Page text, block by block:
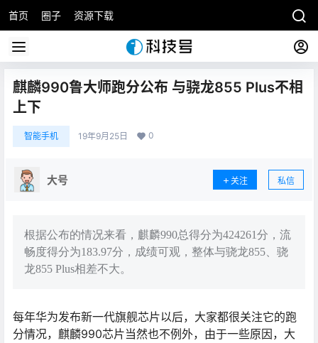
首页 圈子 资源下载
麒麟990鲁大师跑分公布 与骁龙855 Plus不相
上下
智能手机 19年9月25日 0
大号 关注 私信
根据公布的情况来看，麒麟990总得分为424261分，流
畅度得分为183.97分，成绩可观，整体与骁龙855、骁
龙855 Plus相差不大。
每年华为发布新一代旗舰芯片以后，大家都很关注它的跑
分情况，麒麟990芯片当然也不例外，由于一些原因，大